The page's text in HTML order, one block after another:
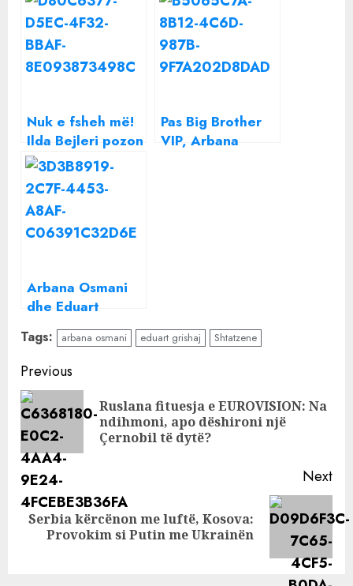
Nuk e fsheh më!
Ilda Bejleri pozon
me barkun e
rrumbullakosur
Pas Big Brother
VIP, Arbana
Arbana Osmani
dhe Eduart
Grishaj festojnë
sot datëlindjen,
mësoni sa vjeç
mbush çifti
Tags: arbana osmani eduart grishaj Shtatzene
Continue
Reading
Previous
Ruslana fituesja e EUROVISION: Na
ndihmoni, apo dëshironi një
Çernobil të dytë?
Next
Next
post:
Serbia kërcënon me luftë, Kosova:
Provokim si Putin me Ukrainën